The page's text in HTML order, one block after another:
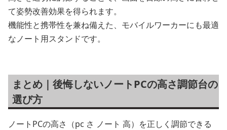
て姿勢改善効果を得られます。
機能性と携帯性を兼ね備えた、モバイルワーカーにも最適
なノート用スタンドです。
まとめ｜後悔しないノートPCの高さ調節台の
選び方
ノートPCの高さ（pc さ ノート 高）を正しく調節できる